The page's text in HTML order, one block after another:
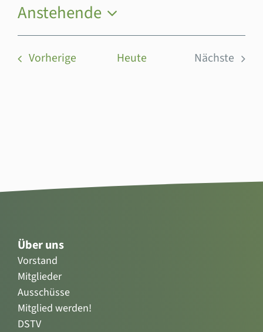
Anstehende
Datum
wählen.
VorherigeVeranstaltungen
Heute
Nächste
Über uns
Vorstand
Mitglieder
Ausschüsse
Mitglied werden!
DSTV